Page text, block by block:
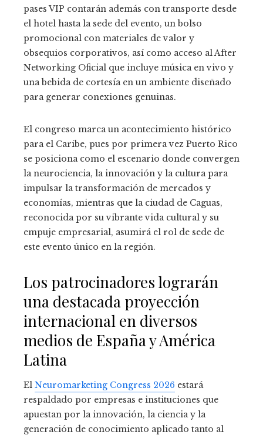
pases VIP contarán además con transporte desde
el hotel hasta la sede del evento, un bolso
promocional con materiales de valor y
obsequios corporativos, así como acceso al After
Networking Oficial que incluye música en vivo y
una bebida de cortesía en un ambiente diseñado
para generar conexiones genuinas.
El congreso marca un acontecimiento histórico
para el Caribe, pues por primera vez Puerto Rico
se posiciona como el escenario donde convergen
la neurociencia, la innovación y la cultura para
impulsar la transformación de mercados y
economías, mientras que la ciudad de Caguas,
reconocida por su vibrante vida cultural y su
empuje empresarial, asumirá el rol de sede de
este evento único en la región.
Los patrocinadores lograrán
una destacada proyección
internacional en diversos
medios de España y América
Latina
El Neuromarketing Congress 2026 estará
respaldado por empresas e instituciones que
apuestan por la innovación, la ciencia y la
generación de conocimiento aplicado tanto al